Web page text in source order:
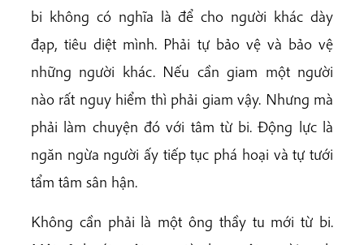
bi không có nghĩa là để cho người khác dày
đạp, tiêu diệt mình. Phải tự bảo vệ và bảo vệ
những người khác. Nếu cần giam một người
nào rất nguy hiểm thì phải giam vậy. Nhưng mà
phải làm chuyện đó với tâm từ bi. Động lực là
ngăn ngừa người ấy tiếp tục phá hoại và tự tưới
tẩm tâm sân hận.
Không cần phải là một ông thầy tu mới từ bi.